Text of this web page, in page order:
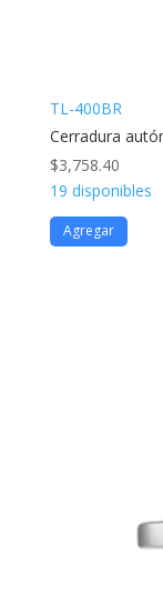
TL-400BR
Cerradura
$3,758.40
19 disponibles
Agregar